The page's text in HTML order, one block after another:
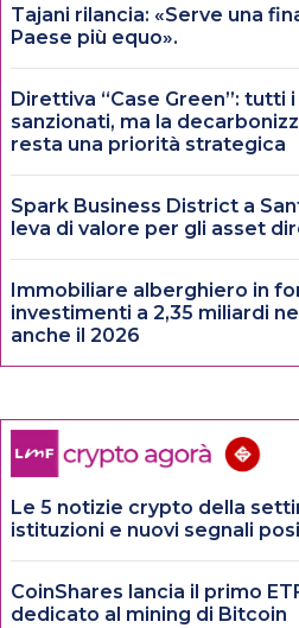
Tajani rilancia: «Serve una
Paese più equo».
Direttiva “Case Green”: tutti
sanzionati, ma la
resta una priorità strategica
Spark Business District a
leva di valore per gli asset
Immobiliare alberghiero in
investimenti a 2,35 miliardi
anche il 2026
Le 5 notizie crypto della
istituzioni e nuovi segnali
CoinShares lancia il primo
dedicato al mining di Bitcoin